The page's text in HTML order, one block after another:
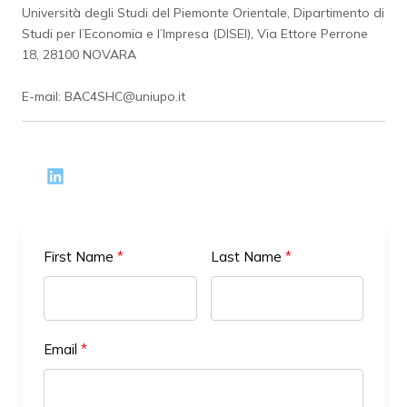
Università degli Studi del Piemonte Orientale, Dipartimento di
Studi per l’Economia e l’Impresa (DISEI), Via Ettore Perrone
18, 28100 NOVARA
E-mail: BAC4SHC@uniupo.it
First Name Last Name
Email